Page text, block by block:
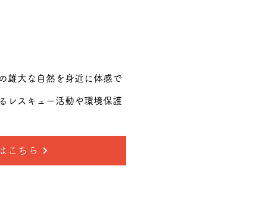
雄大な自然を身近に体感で
レスキュー活動や環境保護
こちら